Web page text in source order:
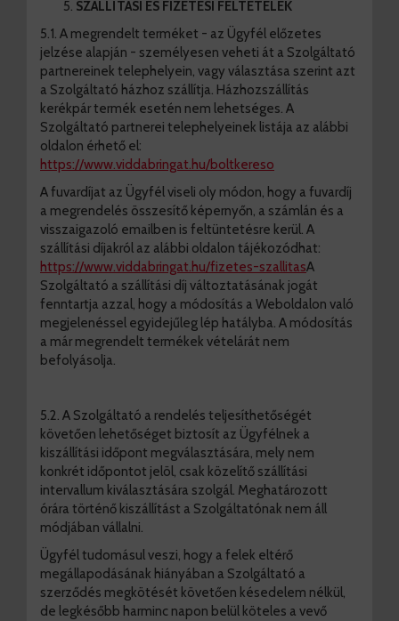
SZÁLLÍTÁSI ÉS FIZETÉSI FELTÉTELEK
5.1. A megrendelt terméket - az Ügyfél előzetes
jelzése alapján - személyesen veheti át a Szolgáltató
partnereinek telephelyein, vagy választása szerint azt
a Szolgáltató házhoz szállítja. Házhozszállítás
kerékpár termék esetén nem lehetséges. A
Szolgáltató partnerei telephelyeinek listája az alábbi
oldalon érhető el:
https://www.viddabringat.hu/boltkereso
A fuvardíjat az Ügyfél viseli oly módon, hogy a fuvardíj
a megrendelés összesítő képernyőn, a számlán és a
visszaigazoló emailben is feltüntetésre kerül. A
szállítási díjakról az alábbi oldalon tájékozódhat:
https://www.viddabringat.hu/fizetes-szallitasA
Szolgáltató a szállítási díj változtatásának jogát
fenntartja azzal, hogy a módosítás a Weboldalon való
megjelenéssel egyidejűleg lép hatályba. A módosítás
a már megrendelt termékek vételárát nem
befolyásolja.
5.2. A Szolgáltató a rendelés teljesíthetőségét
követően lehetőséget biztosít az Ügyfélnek a
kiszállítási időpont megválasztására, mely nem
konkrét időpontot jelöl, csak közelítő szállítási
intervallum kiválasztására szolgál. Meghatározott
órára történő kiszállítást a Szolgáltatónak nem áll
módjában vállalni.
Ügyfél tudomásul veszi, hogy a felek eltérő
megállapodásának hiányában a Szolgáltató a
szerződés megkötését követően késedelem nélkül,
de legkésőbb harminc napon belül köteles a vevő